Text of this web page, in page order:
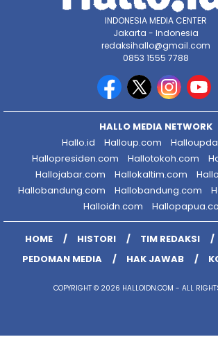
INDONESIA MEDIA CENTER
Jakarta - Indonesia
redaksihallo@gmail.com
0853 1555 7788
HALLO MEDIA NETWORK
Hallo.id
Halloup.com
Hallopresiden.com
Hallotokoh.com
Hallojabar.com
Hallokaltim.com
Hallobandung.com
Hallobandung.com
Halloidn.com
HOME HISTORI TIM REDAKSI
PEDOMAN MEDIA
HAK JAWAB
COPYRIGHT © 2026 HALLOIDN.COM - ALL